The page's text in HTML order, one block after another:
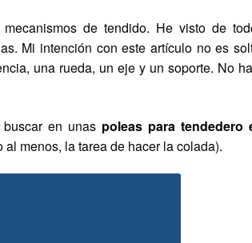
de tendido. He visto de
Mi intención con este artículo no es
una rueda, un eje y un soporte. No
en unas poleas para tendedero
menos, la tarea de hacer la colada).